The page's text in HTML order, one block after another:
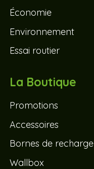
Économie
Environnement
Essai routier
La Boutique
Promotions
Accessoires
Bornes de recharge
Wallbox